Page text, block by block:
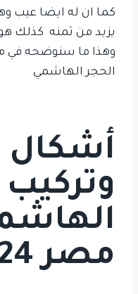
كما ان له ايضا عيب وهو
يزيد من ثمنه كذلك
وهذا ما سنوضحه في
الحجر الهاشمي
أشكال
مصر 2024